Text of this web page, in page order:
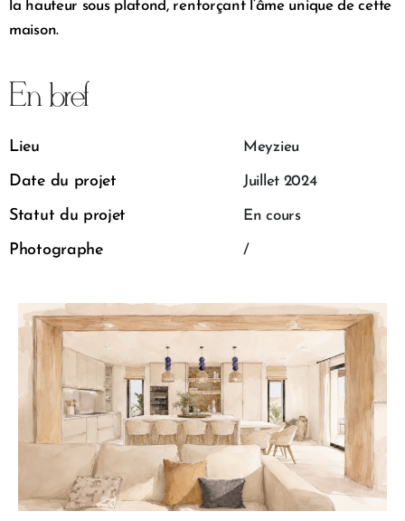
la hauteur sous plafond, renforçant l’âme unique de cette
maison.
En bref
Lieu Meyzieu
Date du projet Juillet 2024
Statut du projet En cours
Photographe /